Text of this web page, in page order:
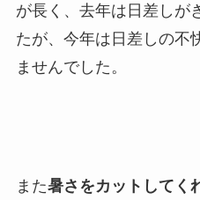
が長く、去年は日差しが
たが、今年は日差しの不
ませんでした。
また暑さをカットしてく